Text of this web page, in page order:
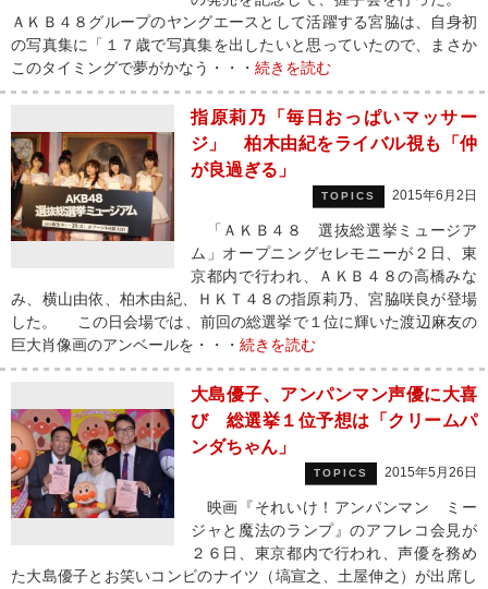
ＡＫＢ４８グループのヤングエースとして活躍する宮脇は、自身初
の写真集に「１７歳で写真集を出したいと思っていたので、まさか
このタイミングで夢がかなう・・・ 続きを読む
指原莉乃「毎日おっぱいマッサー
ジ」 柏木由紀をライバル視も「仲
が良過ぎる」
TOPICS 2015年6月2日
「ＡＫＢ４８ 選抜総選挙ミュージア
ム」オープニングセレモニーが２日、東
京都内で行われ、ＡＫＢ４８の高橋みな
み、横山由依、柏木由紀、ＨＫＴ４８の指原莉乃、宮脇咲良が登場
した。 この日会場では、前回の総選挙で１位に輝いた渡辺麻友の
巨大肖像画のアンベールを・・・ 続きを読む
大島優子、アンパンマン声優に大喜
び 総選挙１位予想は「クリームパ
ンダちゃん」
TOPICS 2015年5月26日
映画『それいけ！アンパンマン ミー
ジャと魔法のランプ』のアフレコ会見が
２６日、東京都内で行われ、声優を務め
た大島優子とお笑いコンビのナイツ（塙宣之、土屋伸之）が出席し